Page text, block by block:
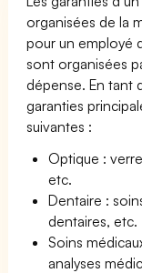
organisées de la
pour un employé
sont organisées
dépense. En tant
garanties
suivantes :
Optique :
etc.
Dentaire :
dentaires, etc.
Soins
analyses